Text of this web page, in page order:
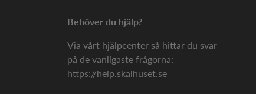
Behöver du hjälp?
Via vårt hjälpcenter så hittar du svar
på de vanligaste frågorna:
https://help.skalhuset.se